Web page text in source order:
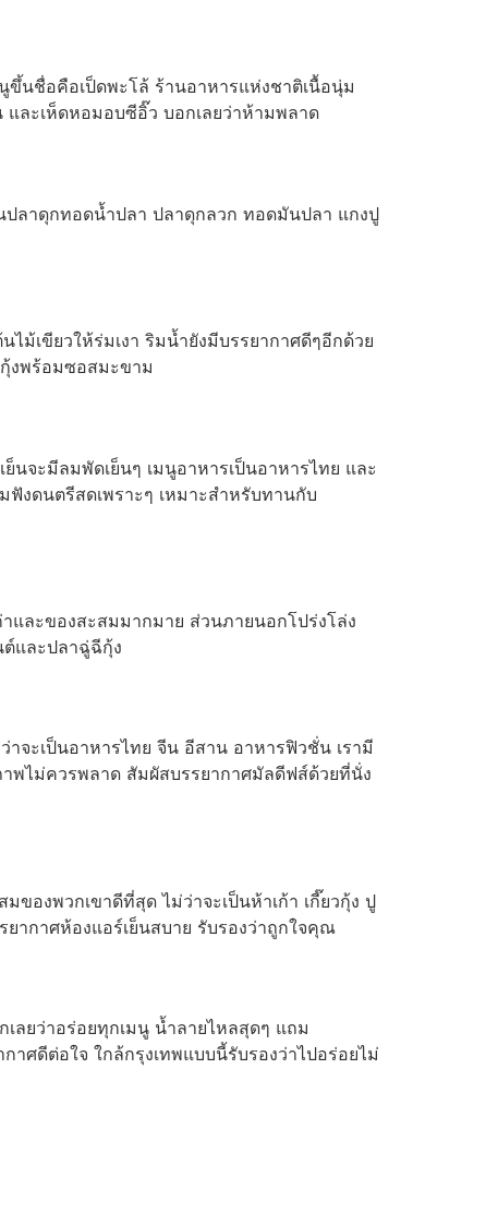
นชื่อคือเป็ดพะโล้ ร้านอาหารแห่งชาติเนื้อนุ่ม
และเห็ดหอมอบซีอิ๊ว บอกเลยว่าห้ามพลาด
ปลาดุกทอดน้ำปลา ปลาดุกลวก ทอดมันปลา แกงปู
เขียวให้ร่มเงา ริมน้ำยังมีบรรยากาศดีๆอีกด้วย
งพร้อมซอสมะขาม
นจะมีลมพัดเย็นๆ เมนูอาหารเป็นอาหารไทย และ
งดนตรีสดเพราะๆ เหมาะสำหรับทานกับ
และของสะสมมากมาย ส่วนภายนอกโปร่งโล่ง
และปลาฉู่ฉีกุ้ง
จะเป็นอาหารไทย จีน อีสาน อาหารฟิวชั่น เรามี
พไม่ควรพลาด สัมผัสบรรยากาศมัลดีฟส์ด้วยที่นั่ง
องพวกเขาดีที่สุด ไม่ว่าจะเป็นห้าเก้า เกี๊ยวกุ้ง ปู
ากาศห้องแอร์เย็นสบาย รับรองว่าถูกใจคุณ
เลยว่าอร่อยทุกเมนู น้ำลายไหลสุดๆ แถม
ศดีต่อใจ ใกล้กรุงเทพแบบนี้รับรองว่าไปอร่อยไม่